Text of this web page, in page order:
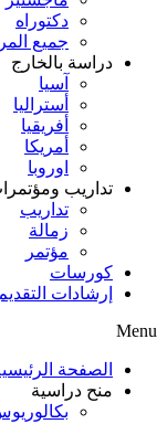
دكتوراه
جميع
دراسة بالخارج
آسيا
أستراليا
أفريقيا
أمريكا
اوروبا
تداريب
تداريب
زمالة
مؤتمر
كورسات
إرشادات التقديم
Menu
الصفحة
منح دراسية